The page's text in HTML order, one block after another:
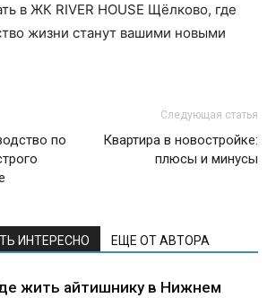
в ЖК RIVER HOUSE Щёлково, где
жизни станут вашими новыми
по
Следующая статья
Квартира в новостройке:
плюсы и минусы
ИНТЕРЕСНО ЕЩЕ ОТ АВТОРА
жить айтишнику в Нижнем